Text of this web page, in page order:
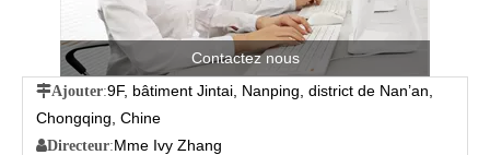
Contactez nous
Ajouter:9F, bâtiment Jintai, Nanping, district de Nan’an,
Chongqing, Chine
Directeur:Mme Ivy Zhang